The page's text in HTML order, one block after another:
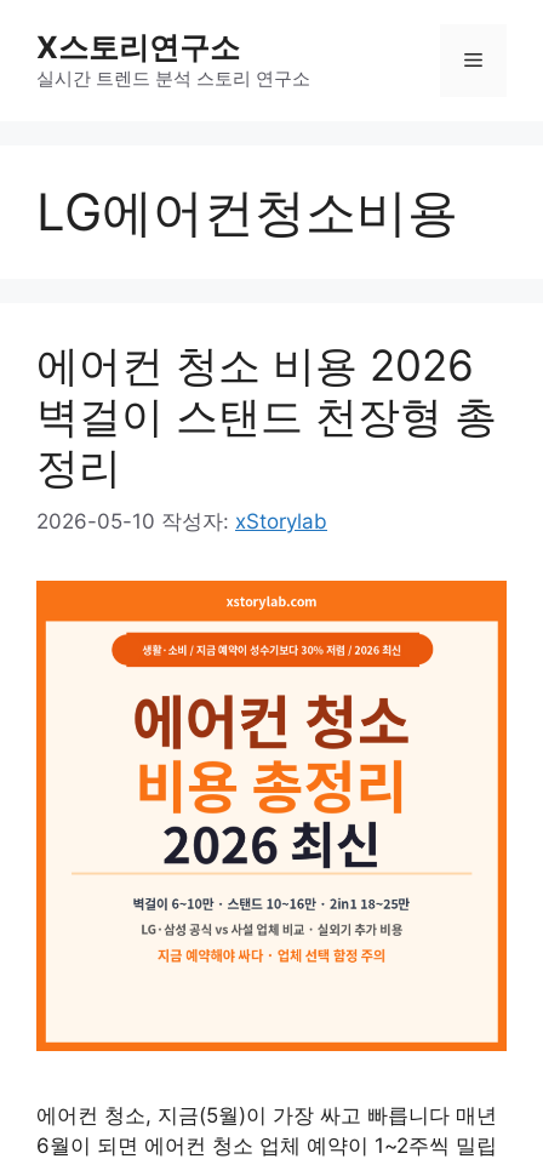
X스토리연구소
실시간 트렌드 분석 스토리 연구소
메
LG에어컨청소비용
에어컨 청소 비용 2026
벽걸이 스탠드 천장형 총
정리
2026-05-10 작성자: xStorylab
에어컨 청소, 지금(5월)이 가장 싸고 빠릅니다 매년
6월이 되면 에어컨 청소 업체 예약이 1~2주씩 밀립